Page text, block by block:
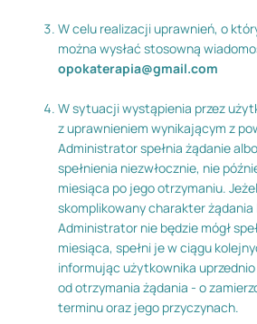
W celu realizacji uprawnień, o
można wysłać stosowną
opokaterapia@gmail.com
W sytuacji wystąpienia przez
z uprawnieniem wynikającym z
Administrator spełnia żądanie
spełnienia niezwłocznie, nie
miesiąca po jego otrzymaniu.
skomplikowany charakter żądania
Administrator nie będzie mógł
miesiąca, spełni je w ciągu
informując użytkownika
od otrzymania żądania - o
terminu oraz jego przyczynach.